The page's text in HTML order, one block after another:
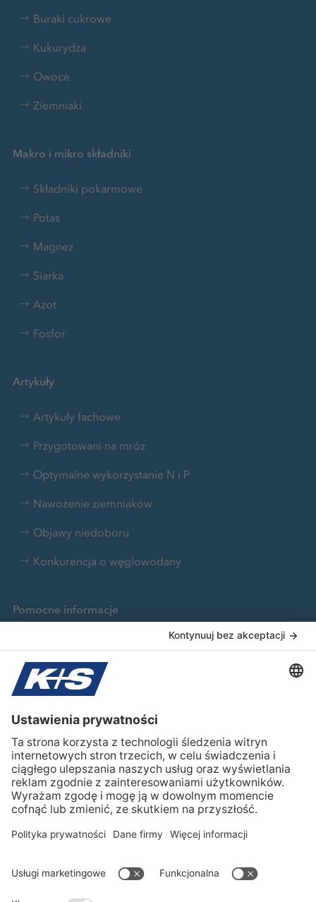
Buraki cukrowe
Kukurydza
Owoce
Ziemniaki
Makro i mikro składniki
Składniki pokarmowe
Potas
Magnez
Siarka
Azot
Fosfor
Artykuły
Artykuły fachowe
Przygotowani na mróz
Optymalne wykorzystanie N i P
Nawożenie ziemniaków
Objawy niedoboru
Konkurencja o węglowodany
Pomocne informacje
Broszury